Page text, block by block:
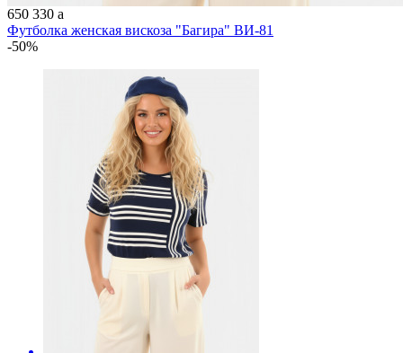
650 330 a
Футболка женская вискоза "Багира" ВИ-81
-50%